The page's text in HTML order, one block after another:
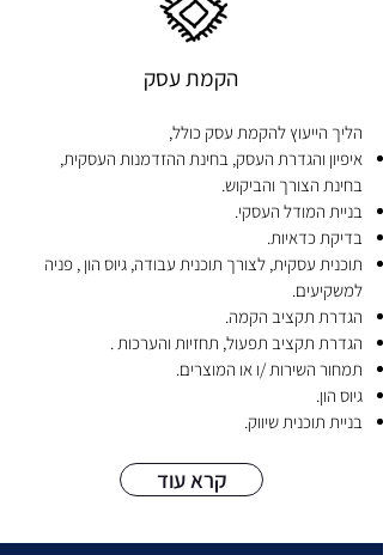
הקמת עסק
הליך הייעוץ להקמת עסק כולל,
איפיון והגדרת העסק, בחינת ההזדמנות העסקית,
בחינת הצורך והביקוש.
בניית המודל העסקי.
בדיקת כדאיות.
תוכנית עסקית, לצורך תוכנית עבודה, גיוס הון , פניה
למשקיעים.
הגדרת תקציב הקמה.
הגדרת תקציב תפעול, תחזיות והערכות .
תמחור השירות /ו או המוצרים.
גיוס הון.
בניית תוכנית שיווק.
קרא עוד